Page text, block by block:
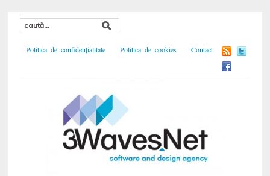
Politica de confidențialitate Politica de cookies Contact